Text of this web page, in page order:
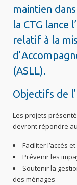
maintien
la CTG lance
relatif à la
(ASLL).
Objectifs de
Les projets
devront répondre
Faciliter l’accès
Prévenir les
Soutenir la
des ménages